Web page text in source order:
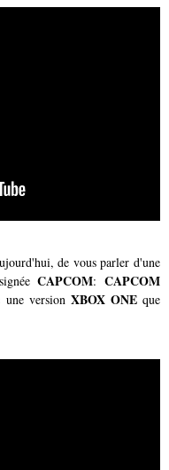
de vous parler d'une
CAPCOM:CAPCOM
une version XBOX ONEque